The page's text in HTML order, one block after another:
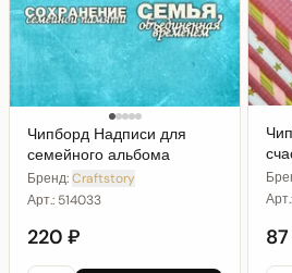
Чипборд Надписи для
семейного альбома
Бренд:Craftstory
Арт.: 514033
220 ₽
Арт.: